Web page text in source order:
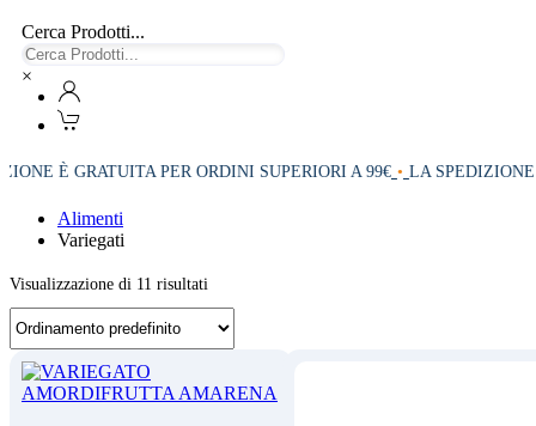
Cerca Prodotti...
×
È GRATUITA PER ORDINI SUPERIORI A 99€ • LA SPEDIZIONE
Alimenti
Variegati
Visualizzazione di 11 risultati